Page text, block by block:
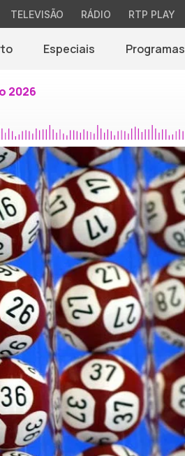
TELEVISÃO RÁDIO RTP PLAY
Especiais Programas
2026